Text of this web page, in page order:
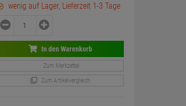
wenig auf Lager, Lieferzeit 1-3 Tage
In den Warenkorb
Zum Merkzettel
Zum Artikelvergleich